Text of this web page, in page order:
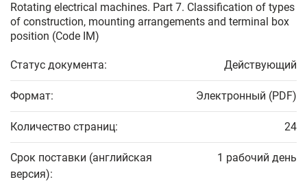
Rotating electrical machines. Part 7. Classification of types
of construction, mounting arrangements and terminal box
position (Code IM)
Статус документа: Действующий
Формат: Электронный (PDF)
Количество страниц: 24
Срок поставки (английская
версия):
1 рабочий день